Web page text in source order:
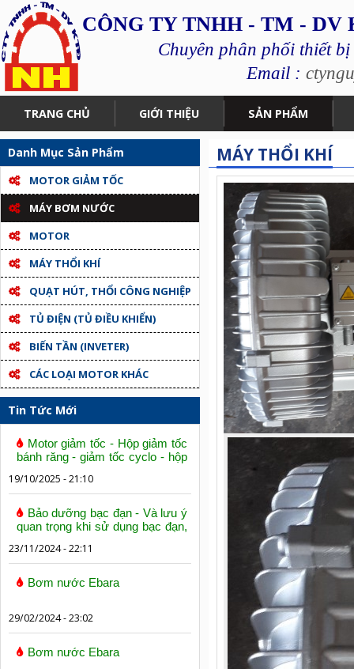
CÔNG TY TNHH - TM -
Chuyên phân phối thiết
Email :
TRANG CHỦ GIỚI THIỆU SẢN PHẨM
Danh Mục Sản Phẩm
MOTOR GIẢM TỐC
MÁY BƠM NƯỚC
MOTOR
MÁY THỔI KHÍ
QUẠT HÚT, THỔI CÔNG NGHIỆP
TỦ ĐIỆN (TỦ ĐIỀU KHIỂN)
BIẾN TẦN (INVETER)
CÁC LOẠI MOTOR KHÁC
Tin Tức Mới
Motor giảm tốc - Hộp giảm tốc
bánh răng - giảm tốc cyclo - hộp
19/10/2025 - 21:10
Bảo dưỡng bạc đạn - Và lưu ý
quan trọng khi sử dụng bạc đạn,
23/11/2024 - 22:11
Bơm nước Ebara
29/02/2024 - 23:02
Bơm nước Ebara
MÁY THỔI KHÍ